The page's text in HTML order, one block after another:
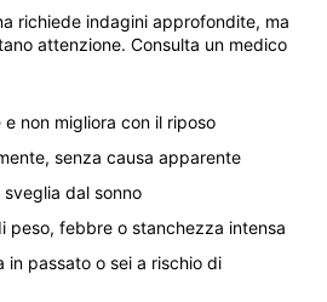
richiede indagini approfondite, ma
attenzione. Consulta un medico
non migliora con il riposo
senza causa apparente
dal sonno
peso, febbre o stanchezza intensa
in passato o sei a rischio di